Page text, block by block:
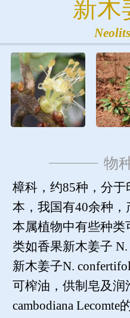
新木
物
樟科，约85种，分于
本，我国有40余种，
本属植物中有些种类
类如香果新木姜子
新木姜子N.
可榨油，供制皂及润
cambodiana